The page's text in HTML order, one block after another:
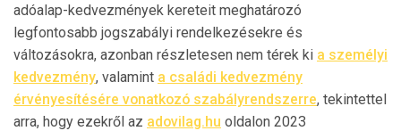
adóalap-kedvezmények kereteit meghatározó
legfontosabb jogszabályi rendelkezésekre és
változásokra, azonban részletesen nem térek ki a személyi
kedvezmény, valamint a családi kedvezmény
érvényesítésére vonatkozó szabályrendszerre, tekintettel
arra, hogy ezekről az adovilag.hu oldalon 2023